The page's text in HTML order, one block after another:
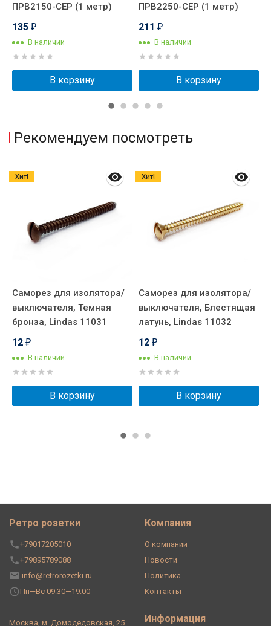
ПРВ2150-СЕР (1 метр)
135 ₽
В наличии
В корзину
ПРВ2250-СЕР (1 метр)
211 ₽
В наличии
В корзину
Рекомендуем посмотреть
Саморез для изолятора/
выключателя, Темная
бронза, Lindas 11031
12 ₽
В наличии
В корзину
Хит!
Саморез для изолятора/
выключателя, Блестящая
латунь, Lindas 11032
12 ₽
В наличии
В корзину
Хит!
Ретро розетки
+79017205010
+79895789088
info@retrorozetki.ru
Пн—Вс 09:30—19:00
Москва, м. Домодедовская, 25
Компания
О компании
Новости
Политика
Контакты
Информация